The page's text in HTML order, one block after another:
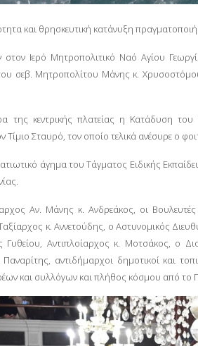
και θρησκευτική κατάνυξη
στον Ιερό Μητροπολιτικό Ναό Αγίου
σεβ. Μητροπολίτου Μάνης κ.
της κεντρικής πλατείας η Κατάδυση
Τίμιο Σταυρό, τον οποίο τελικά ανέσυρε ο
άγημα του Τάγματος Ειδικής
Αν. Μάνης κ. Ανδρεάκος, οι
κ. Αννετούδης, ο Αστυνομικός
Γυθείου, Αντιπλοίαρχος κ. Μοτσάκος, ο
Παναρίτης, αντιδήμαρχοι δημοτικοί και
και συλλόγων και πλήθος κόσμου από το